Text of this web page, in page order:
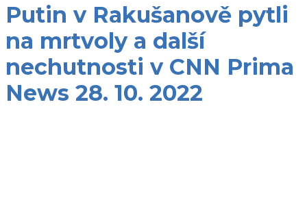
Putin v Rakušanově pytli
na mrtvoly a další
nechutnosti v CNN Prima
News 28. 10. 2022